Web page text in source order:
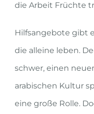
die Arbeit Früchte
Hilfsangebote gibt
die alleine leben.
schwer, einen
arabischen Kultur
eine große Rolle.